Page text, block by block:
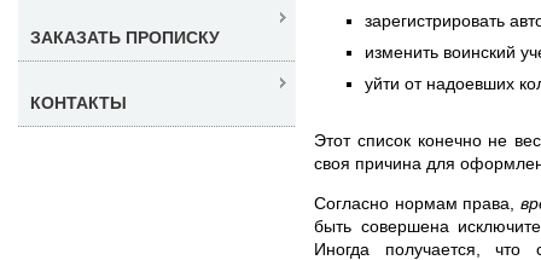
зарегистрировать
изменить воинский
уйти от надоевших
Этот список конечно не
своя причина для
Согласно нормам права,
быть совершена
Иногда получается, что
ЗАКАЗАТЬ ПРОПИСКУ
КОНТАКТЫ